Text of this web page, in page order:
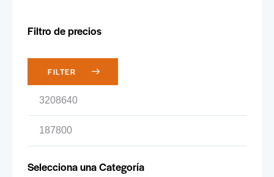
Filtro de precios
FILTER
Selecciona una Categoría